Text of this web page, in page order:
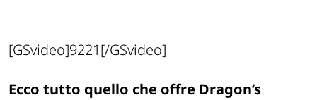
[GSvideo]9221[/GSvideo]
Ecco tutto quello che offre Dragon’s